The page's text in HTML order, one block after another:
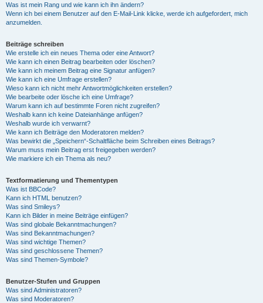
Was ist mein Rang und wie kann ich ihn ändern?
Wenn ich bei einem Benutzer auf den E-Mail-Link klicke, werde ich aufgefordert, mich
anzumelden.
Beiträge schreiben
Wie erstelle ich ein neues Thema oder eine Antwort?
Wie kann ich einen Beitrag bearbeiten oder löschen?
Wie kann ich meinem Beitrag eine Signatur anfügen?
Wie kann ich eine Umfrage erstellen?
Wieso kann ich nicht mehr Antwortmöglichkeiten erstellen?
Wie bearbeite oder lösche ich eine Umfrage?
Warum kann ich auf bestimmte Foren nicht zugreifen?
Weshalb kann ich keine Dateianhänge anfügen?
Weshalb wurde ich verwarnt?
Wie kann ich Beiträge den Moderatoren melden?
Was bewirkt die „Speichern“-Schaltfläche beim Schreiben eines Beitrags?
Warum muss mein Beitrag erst freigegeben werden?
Wie markiere ich ein Thema als neu?
Textformatierung und Thementypen
Was ist BBCode?
Kann ich HTML benutzen?
Was sind Smileys?
Kann ich Bilder in meine Beiträge einfügen?
Was sind globale Bekanntmachungen?
Was sind Bekanntmachungen?
Was sind wichtige Themen?
Was sind geschlossene Themen?
Was sind Themen-Symbole?
Benutzer-Stufen und Gruppen
Was sind Administratoren?
Was sind Moderatoren?